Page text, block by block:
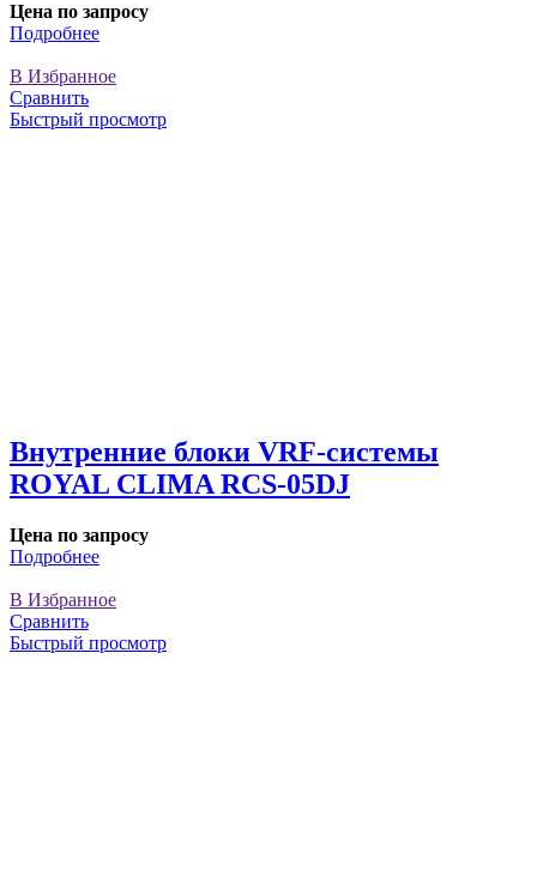
Цена по запросу
Подробнее
В Избранное
Сравнить
Быстрый просмотр
Внутренние блоки VRF-cистемы
ROYAL CLIMA RCS-05DJ
Цена по запросу
Подробнее
В Избранное
Сравнить
Быстрый просмотр